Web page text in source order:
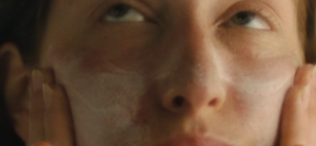
用戶信息
我的設備
我的訂單
我的地址
BREAKING NEWS
issa™ Teeth Whitening Set
Español
Français
Português
Polski
Русский
简体中文 繁體中文